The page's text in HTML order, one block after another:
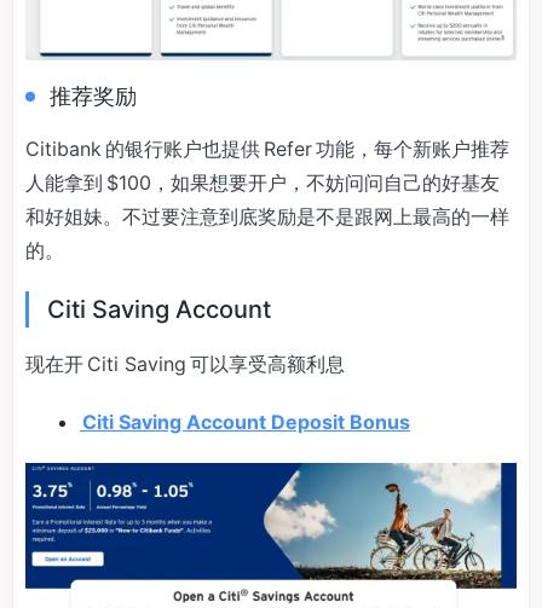
推荐奖励
Citibank 的银行账户也提供 Refer 功能，每个新账户推荐
人能拿到 $100，如果想要开户，不妨问问自己的好基友
和好姐妹。不过要注意到底奖励是不是跟网上最高的一样
的。
Citi Saving Account
现在开 Citi Saving 可以享受高额利息
Citi Saving Account Deposit Bonus